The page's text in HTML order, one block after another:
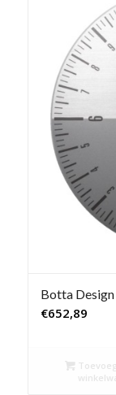
Botta
€652,89